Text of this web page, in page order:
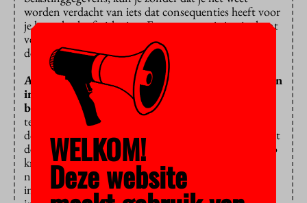
worden verdacht van iets dat consequenties heeft voor
je hypotheek of uitkering. En waartegen je je niet kunt
verweren. Dat wringt natuurlijk met allerlei eisen van
de rechtsstaat.”
Albanië heeft een AI-minister van aanbestedingen
in het leven heeft geroepen, om corruptie te
bestrijden. Een goed idee?“Nou nee, want deze
technologie wordt waarschijnlijk ingezet en gebruikt
door diezelfde corrupte ambtenaren, die knoeiden met
de aanbestedingen. Vaak vragen mensen waarom ik zo
kritisch ben op nieuwe technologie. Ik ben helemaal
niet voor of tegen, maar als je veel overheidsgeld in
innovatie stopt, vind ik dat je net zoveel moet
WELKOM!
Deze website